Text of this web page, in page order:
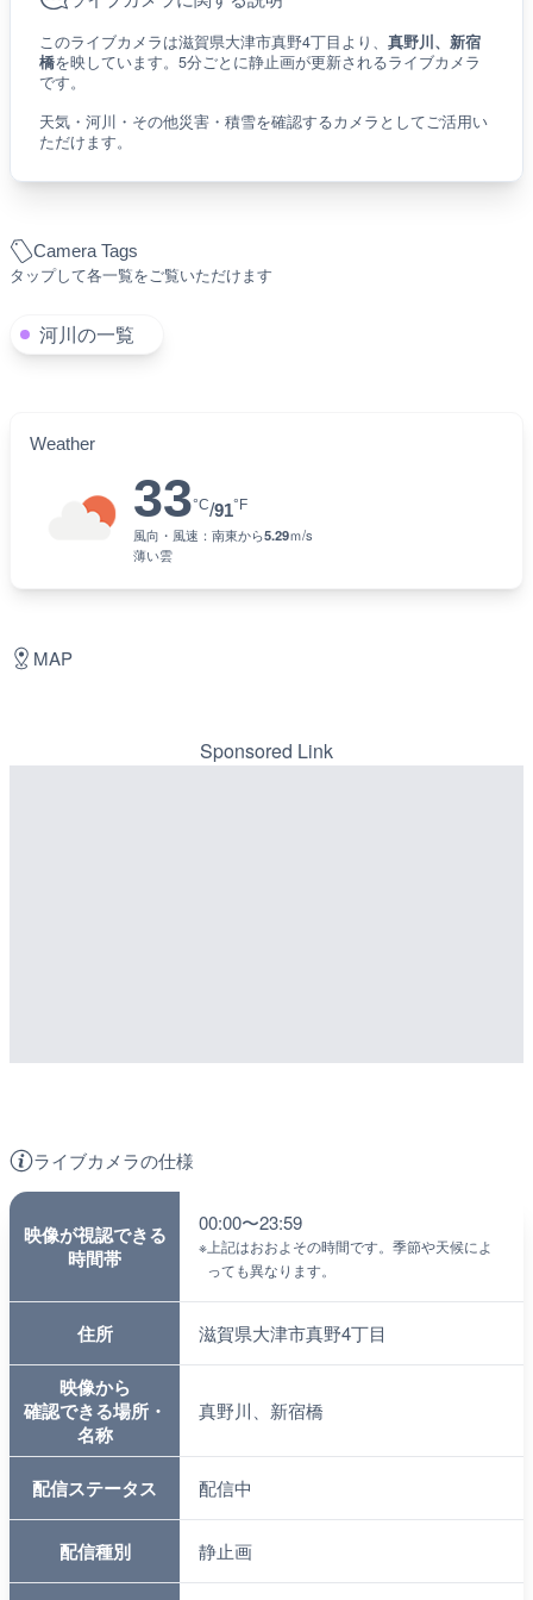
Camera Tags
タップして各一覧をご覧いただけます
河川の一覧
Weather
33°C/91°F
風向・風速： 南東から5.29ｍ/s
薄い雲
このライブカメラは滋賀県大津市真野4丁目より、 真野川、新宿
橋を映しています。5分ごとに静止画が更新されるライブカメラ
です。
天気・河川・その他災害・積雪を確認するカメラとしてご活用い
ただけます。
ライブカメラの仕様
映像が視認できる
時間帯
00:00〜23:59
※ 上記はおおよその時間です。季節や天候によ
っても異なります。
住所 滋賀県大津市真野4丁目
映像から
確認できる場所・
名称
真野川、新宿橋
配信ステータス 配信中
配信種別 静止画
MAP
Sponsored Link